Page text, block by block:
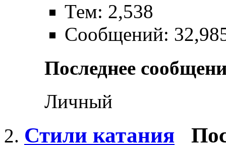
Тем: 2,538
Сообщений:
Последнее
Личный
Стили катания